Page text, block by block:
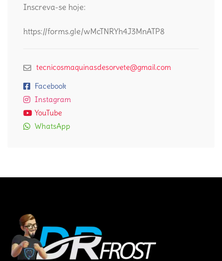
Inscreva-se hoje:
https://forms.gle/wMcTNRYh4J3MnATP8
tecnicosmaquinasdesorvete@gmail.com
Facebook
Instagram
YouTube
WhatsApp